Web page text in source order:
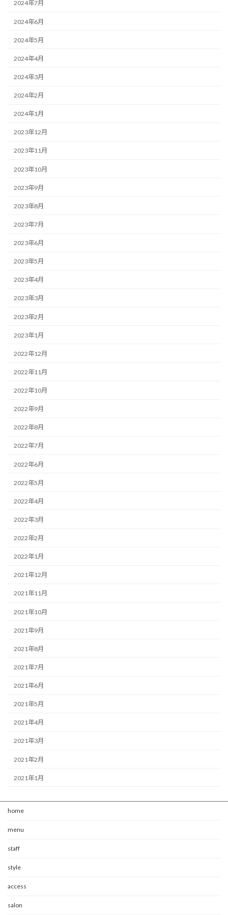
2024年7月
2024年6月
2024年5月
2024年4月
2024年3月
2024年2月
2024年1月
2023年12月
2023年11月
2023年10月
2023年9月
2023年8月
2023年7月
2023年6月
2023年5月
2023年4月
2023年3月
2023年2月
2023年1月
2022年12月
2022年11月
2022年10月
2022年9月
2022年8月
2022年7月
2022年6月
2022年5月
2022年4月
2022年3月
2022年2月
2022年1月
2021年12月
2021年11月
2021年10月
2021年9月
2021年8月
2021年7月
2021年6月
2021年5月
2021年4月
2021年3月
2021年2月
2021年1月
home
menu
staff
style
access
salon